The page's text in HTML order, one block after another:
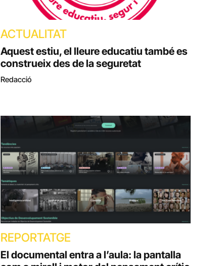
ACTUALITAT
Aquest estiu, el lleure educatiu també es
construeix des de la seguretat
Redacció
REPORTATGE
El documental entra a l’aula: la pantalla